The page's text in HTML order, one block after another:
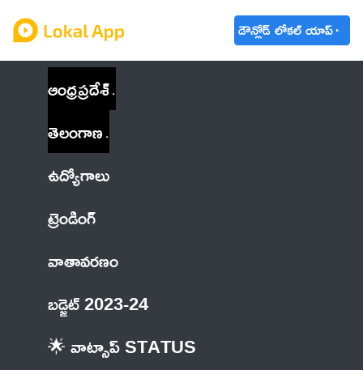
డౌన్లోడ్ లోకల్ యాప్
ఆంధ్రప్రదేశ్
తెలంగాణ
ఉద్యోగాలు
ట్రెండింగ్
వాతావరణం
బడ్జెట్ 2023-24
🌟 వాట్సాప్ STATUS